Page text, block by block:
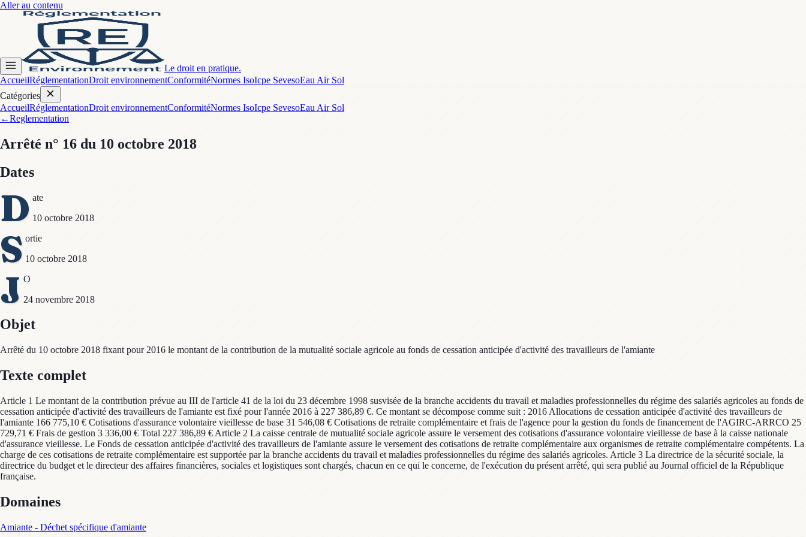
Aller au contenu
Le droit en pratique.
AccueilRéglementationDroit environnementConformitéNormes IsoIcpe SevesoEau Air Sol
Catégories
AccueilRéglementationDroit environnementConformitéNormes IsoIcpe SevesoEau Air Sol
←Reglementation
Arrêté n° 16 du 10 octobre 2018
Dates
D ate
10 octobre 2018
S ortie
10 octobre 2018
J O
24 novembre 2018
Objet
Arrêté du 10 octobre 2018 fixant pour 2016 le montant de la contribution de la mutualité sociale agricole au fonds de cessation anticipée d'activité des travailleurs de l'amiante
Texte complet
Article 1 Le montant de la contribution prévue au III de l'article 41 de la loi du 23 décembre 1998 susvisée de la branche accidents du travail et maladies professionnelles du régime des salariés agricoles au fonds de
cessation anticipée d'activité des travailleurs de l'amiante est fixé pour l'année 2016 à 227 386,89 €. Ce montant se décompose comme suit : 2016 Allocations de cessation anticipée d'activité des travailleurs de
l'amiante 166 775,10 € Cotisations d'assurance volontaire vieillesse de base 31 546,08 € Cotisations de retraite complémentaire et frais de l'agence pour la gestion du fonds de financement de l'AGIRC-ARRCO 25
729,71 € Frais de gestion 3 336,00 € Total 227 386,89 € Article 2 La caisse centrale de mutualité sociale agricole assure le versement des cotisations d'assurance volontaire vieillesse de base à la caisse nationale
d'assurance vieillesse. Le Fonds de cessation anticipée d'activité des travailleurs de l'amiante assure le versement des cotisations de retraite complémentaire aux organismes de retraite complémentaire compétents. La
charge de ces cotisations de retraite complémentaire est supportée par la branche accidents du travail et maladies professionnelles du régime des salariés agricoles. Article 3 La directrice de la sécurité sociale, la
directrice du budget et le directeur des affaires financières, sociales et logistiques sont chargés, chacun en ce qui le concerne, de l'exécution du présent arrêté, qui sera publié au Journal officiel de la République
française.
Domaines
Amiante - Déchet spécifique d'amiante